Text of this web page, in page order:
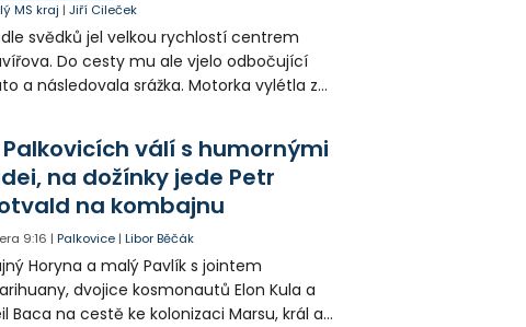
MS kraj |Jiří Cileček
svědků jel velkou rychlostí centrem
Do cesty mu ale vjelo odbočující
a následovala srážka. Motorka vylétla ze
Motorkář utrpěl velmi vážná
a byl letecky přepraven do
Palkovicích válí s humornými
na dožínky jede Petr
na kombajnu
9:16 |Palkovice |Libor Běčák
Horyna a malý Pavlík s jointem
dvojice kosmonautů Elon Kula a
Baca na cestě ke kolonizaci Marsu, král a